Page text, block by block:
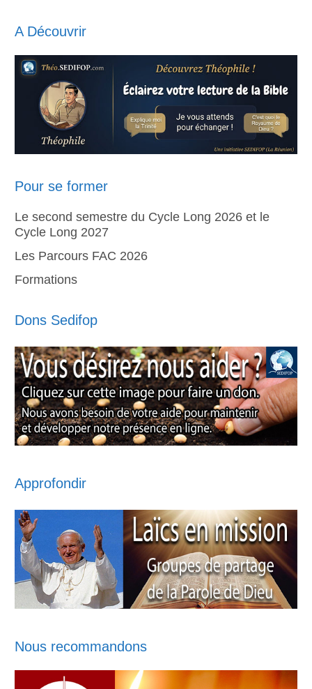
A Découvrir
Pour se former
Le second semestre du Cycle Long 2026 et le
Cycle Long 2027
Les Parcours FAC 2026
Formations
Dons Sedifop
Approfondir
Nous recommandons